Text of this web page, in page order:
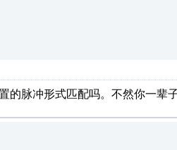
的脉冲形式匹配吗。不然你一辈